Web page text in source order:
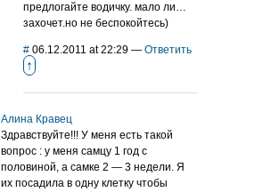
предлогайте водичку. мало ли…
захочет.но не беспокойтесь)
# 06.12.2011 at 22:29 — Ответить
↑
Алина Кравец
Здравствуйте!!! У меня есть такой
вопрос : у меня самцу 1 год с
половиной, а самке 2 — 3 недели. Я
их посадила в одну клетку чтобы